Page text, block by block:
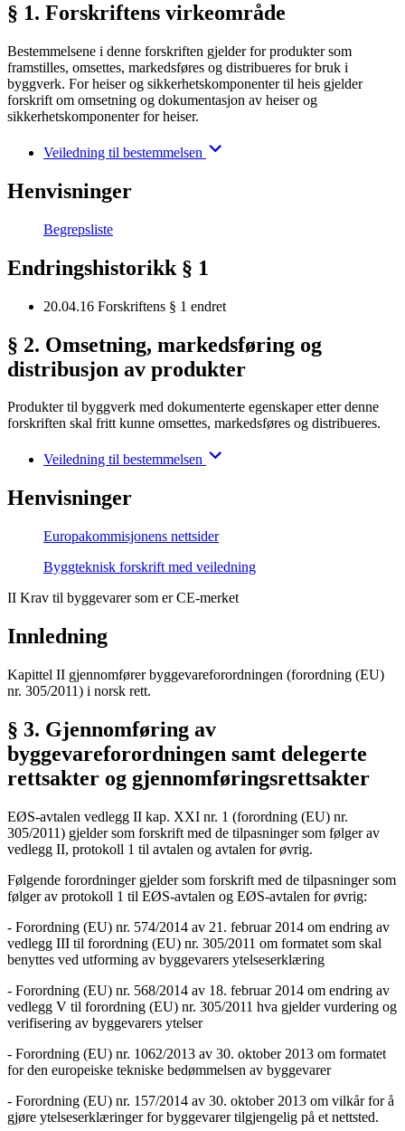
§ 1. Forskriftens virkeområde
Bestemmelsene i denne forskriften gjelder for produkter som
framstilles, omsettes, markedsføres og distribueres for bruk i
byggverk. For heiser og sikkerhetskomponenter til heis gjelder
forskrift om omsetning og dokumentasjon av heiser og
sikkerhetskomponenter for heiser.
Veiledning til bestemmelsen
Henvisninger
Begrepsliste
Endringshistorikk § 1
20.04.16 Forskriftens § 1 endret
§ 2. Omsetning, markedsføring og
distribusjon av produkter
Produkter til byggverk med dokumenterte egenskaper etter denne
forskriften skal fritt kunne omsettes, markedsføres og distribueres.
Veiledning til bestemmelsen
Henvisninger
Europakommisjonens nettsider
Byggteknisk forskrift med veiledning
II Krav til byggevarer som er CE-merket
Innledning
Kapittel II gjennomfører byggevareforordningen (forordning (EU)
nr. 305/2011) i norsk rett.
§ 3. Gjennomføring av
byggevareforordningen samt delegerte
rettsakter og gjennomføringsrettsakter
EØS-avtalen vedlegg II kap. XXI nr. 1 (forordning (EU) nr.
305/2011) gjelder som forskrift med de tilpasninger som følger av
vedlegg II, protokoll 1 til avtalen og avtalen for øvrig.
Følgende forordninger gjelder som forskrift med de tilpasninger som
følger av protokoll 1 til EØS-avtalen og EØS-avtalen for øvrig:
- Forordning (EU) nr. 574/2014 av 21. februar 2014 om endring av
vedlegg III til forordning (EU) nr. 305/2011 om formatet som skal
benyttes ved utforming av byggevarers ytelseserklæring
- Forordning (EU) nr. 568/2014 av 18. februar 2014 om endring av
vedlegg V til forordning (EU) nr. 305/2011 hva gjelder vurdering og
verifisering av byggevarers ytelser
- Forordning (EU) nr. 1062/2013 av 30. oktober 2013 om formatet
for den europeiske tekniske bedømmelsen av byggevarer
- Forordning (EU) nr. 157/2014 av 30. oktober 2013 om vilkår for å
gjøre ytelseserklæringer for byggevarer tilgjengelig på et nettsted.